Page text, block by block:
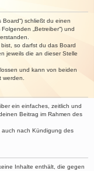
Board“) schließt du einen
„Betreiber“) und
so darfst du das Board
jeweils die an dieser Stelle
und kann von beiden
ein einfaches, zeitlich und
Beitrag im Rahmen des
nach Kündigung des
Inhalte enthält, die gegen